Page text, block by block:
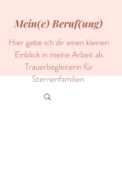
Mein(e) Beruf(ung)
Hier gebe ich dir einen kleinen
Einblick in meine Arbeit als
Trauerbegleiterin für
Sternenfamilien.